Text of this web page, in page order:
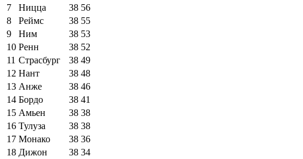
7
Ницца 38 56
8
Реймс 38 55
9
Ним 38 53
10 Ренн 38 52
11 Страсбург 38 49
12 Нант 38 48
13 Анже 38 46
14 Бордо 38 41
15 Амьен 38 38
16 Тулуза 38 38
17 Монако 38 36
18 Дижон 38 34